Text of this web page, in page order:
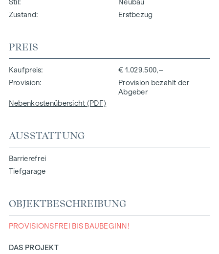
Stil
Neubau
Zustand
Erstbezug
PREIS
Kaufpreis
€ 1.029.500,–
Provision
Provision bezahlt der
Abgeber
Nebenkostenübersicht (PDF)
AUSSTATTUNG
Barrierefrei
Tiefgarage
OBJEKTBESCHREIBUNG
PROVISIONSFREI BIS BAUBEGINN!
DAS PROJEKT